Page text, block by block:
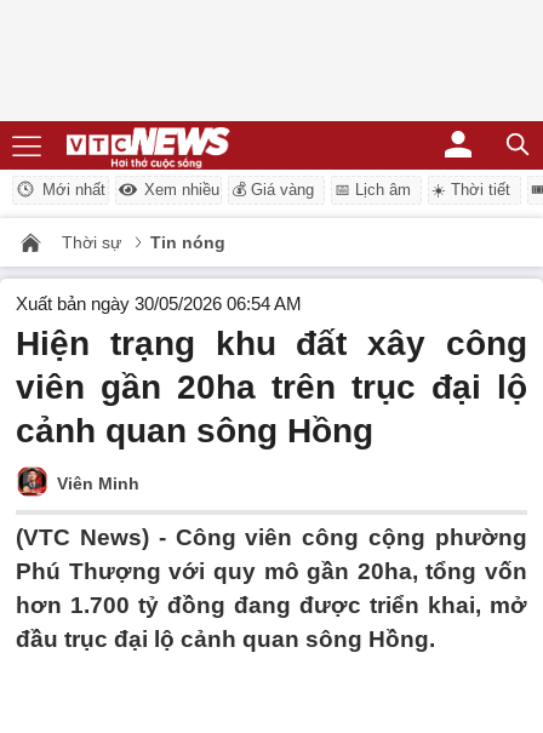
Mới nhất Xem nhiều 💰 Giá vàng 📅 Lịch âm ☀️ Thời tiết
Thời sự Tin nóng
Xuất bản ngày 30/05/2026 06:54 AM
Hiện trạng khu đất xây công
viên gần 20ha trên trục đại lộ
cảnh quan sông Hồng
Viên Minh
(VTC News) - Công viên công cộng phường
Phú Thượng với quy mô gần 20ha, tổng vốn
hơn 1.700 tỷ đồng đang được triển khai, mở
đầu trục đại lộ cảnh quan sông Hồng.